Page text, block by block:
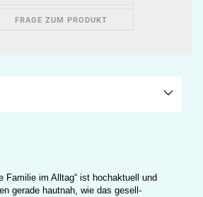
FRAGE ZUM PRODUKT
Familie im Alltag“ ist hochaktuell und
gerade hautnah, wie das gesell­